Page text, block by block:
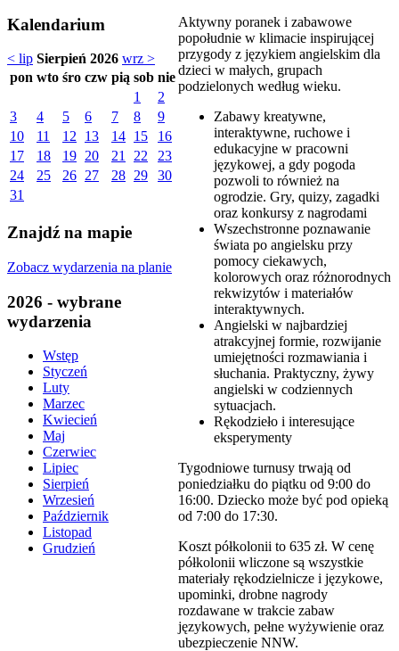
Kalendarium
< lip Sierpień 2026 wrz >
pon wto śro czw pią sob nie
1
2
3
4 5 6 7 8
9
10
11 12 13 14 15
16
17
18 19 20 21 22
23
24
25 26 27 28 29
30
31
Znajdź na mapie
Zobacz wydarzenia na planie
2026 - wybrane
wydarzenia
Wstęp
Styczeń
Luty
Marzec
Kwiecień
Maj
Czerwiec
Lipiec
Sierpień
Wrzesień
Październik
Listopad
Grudzień
Aktywny poranek i zabawowe
popołudnie w klimacie inspirującej
przygody z językiem angielskim dla
dzieci w małych, grupach
podzielonych według wieku.
Zabawy kreatywne,
interaktywne, ruchowe i
edukacyjne w pracowni
językowej, a gdy pogoda
pozwoli to również na
ogrodzie. Gry, quizy, zagadki
oraz konkursy z nagrodami
Wszechstronne poznawanie
świata po angielsku przy
pomocy ciekawych,
kolorowych oraz różnorodnych
rekwizytów i materiałów
interaktywnych.
Angielski w najbardziej
atrakcyjnej formie, rozwijanie
umiejętności rozmawiania i
słuchania. Praktyczny, żywy
angielski w codziennych
sytuacjach.
Rękodzieło i interesujące
eksperymenty
Tygodniowe turnusy trwają od
poniedziałku do piątku od 9:00 do
16:00. Dziecko może być pod opieką
od 7:00 do 17:30.
Koszt półkolonii to 635 zł. W cenę
półkolonii wliczone są wszystkie
materiały rękodzielnicze i językowe,
upominki, drobne nagrody
rozdawane w trakcie zabaw
językowych, pełne wyżywienie oraz
ubezpieczenie NNW.